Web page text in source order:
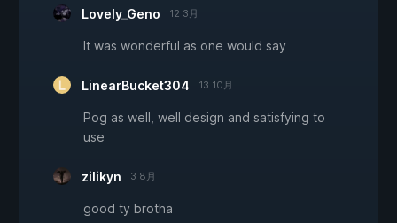
Lovely_Geno 12 3月
It was wonderful as one would say
LinearBucket304 13 10月
Pog as well, well design and satisfying to
use
zilikyn 3 8月
good ty brotha